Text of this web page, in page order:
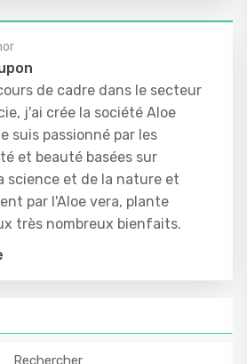
de cadre dans le secteur
j'ai crée la société Aloe
suis passionné par les
et beauté basées sur
science et de la nature et
par l'Aloe vera, plante
très nombreux bienfaits.